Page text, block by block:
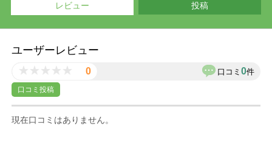
レビュー 投稿
ユーザーレビュー
0 口コミ 0件
口コミ投稿
現在口コミはありません。